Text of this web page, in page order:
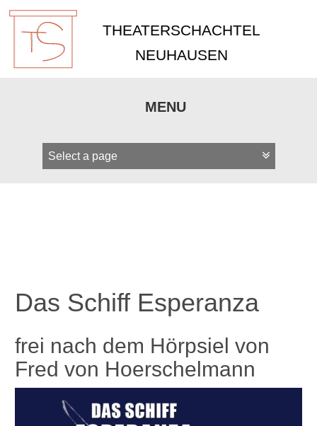
THEATERSCHACHTEL
NEUHAUSEN
MENU
Inhalt
Das Schiff Esperanza
frei nach dem Hörpsiel von
Fred von Hoerschelmann